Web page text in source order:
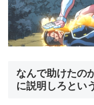
なんで助けたの
に説明しろとい